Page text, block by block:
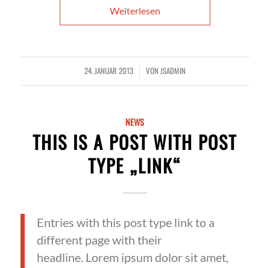
Weiterlesen
24. JANUAR 2013
/ VON JSADMIN
NEWS
THIS IS A POST WITH POST
TYPE „LINK“
Entries with this post type link to a
different page with their
headline. Lorem ipsum dolor sit amet,